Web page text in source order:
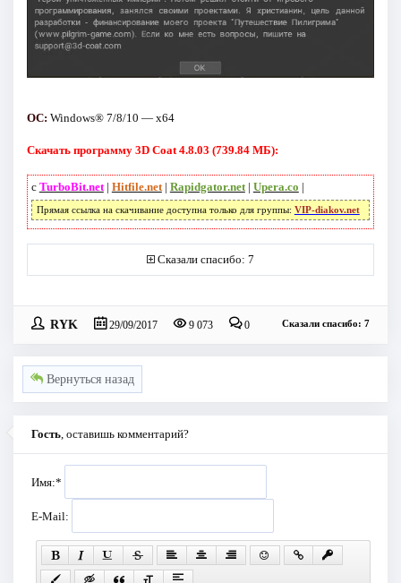
ОС: Windows® 7/8/10 — x64
Скачать программу 3D Coat 4.8.03 (739.84 МБ):
с TurboBit.net| Hitfile.net| Rapidgator.net| Upera.co |
Прямая ссылка на скачивание доступна только для группы: VIP-diakov.net
Сказали спасибо: 7
RYK 29/09/2017 9 073 0 Сказали спасибо: 7
Вернуться назад
Гость , оставишь комментарий?
Имя:*
E-Mail: